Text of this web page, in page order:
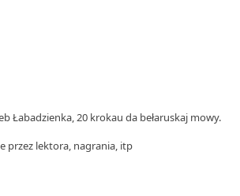
Łabadzienka, 20 krokau da bełaruskaj mowy.
przez lektora, nagrania, itp